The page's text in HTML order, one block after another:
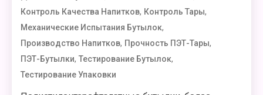
Контроль Качества Напитков, Контроль Тары,
Механические Испытания Бутылок,
Производство Напитков, Прочность ПЭТ-Тары,
ПЭТ-Бутылки,Тестирование Бутылок,
Тестирование Упаковки